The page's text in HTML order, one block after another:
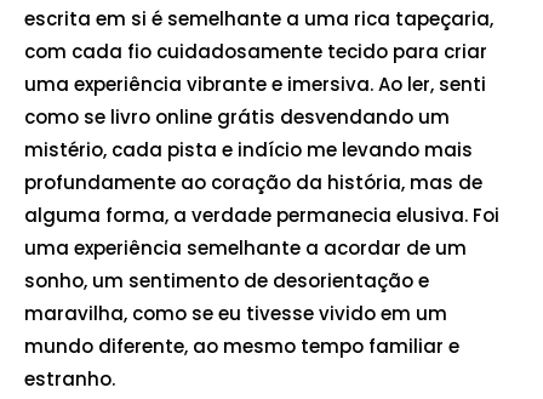
escrita em si é semelhante a uma rica tapeçaria,
com cada fio cuidadosamente tecido para criar
uma experiência vibrante e imersiva. Ao ler, senti
como se livro online grátis desvendando um
mistério, cada pista e indício me levando mais
profundamente ao coração da história, mas de
alguma forma, a verdade permanecia elusiva. Foi
uma experiência semelhante a acordar de um
sonho, um sentimento de desorientação e
maravilha, como se eu tivesse vivido em um
mundo diferente, ao mesmo tempo familiar e
estranho.